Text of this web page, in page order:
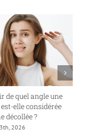
de quel angle une
elle considérée
décollée ?
2026